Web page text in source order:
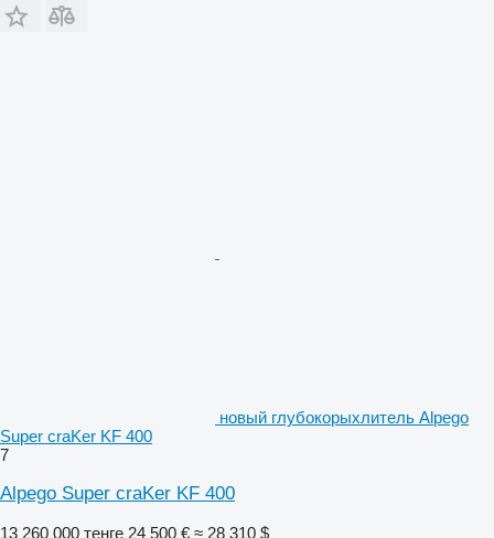
новый глубокорыхлитель Alpego
Super craKer KF 400
7
Alpego Super craKer KF 400
13 260 000 тенге 24 500 € ≈ 28 310 $